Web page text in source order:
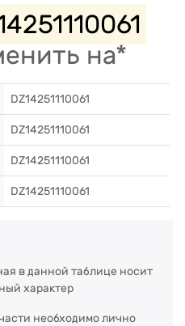
на*
DZ14251110061
DZ14251110061
DZ14251110061
DZ14251110061
в данной таблице носит
характер
необходимо лично